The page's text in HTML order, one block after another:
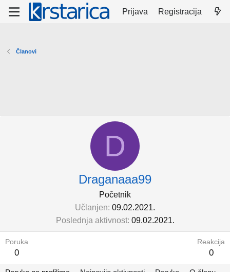
Prijava Registracija
Članovi
D
Draganaaa99
Početnik
Učlanjen 09.02.2021.
Poslednja aktivnost 09.02.2021.
Poruka
0
Reakcija
0